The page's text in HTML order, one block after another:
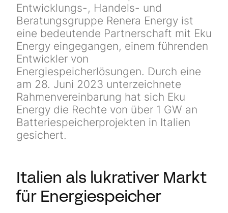
Entwicklungs-, Handels- und
Beratungsgruppe Renera Energy ist
eine bedeutende Partnerschaft mit Eku
Energy eingegangen, einem führenden
Entwickler von
Energiespeicherlösungen. Durch eine
am 28. Juni 2023 unterzeichnete
Rahmenvereinbarung hat sich Eku
Energy die Rechte von über 1 GW an
Batteriespeicherprojekten in Italien
gesichert.
Italien als lukrativer Markt
für Energiespeicher